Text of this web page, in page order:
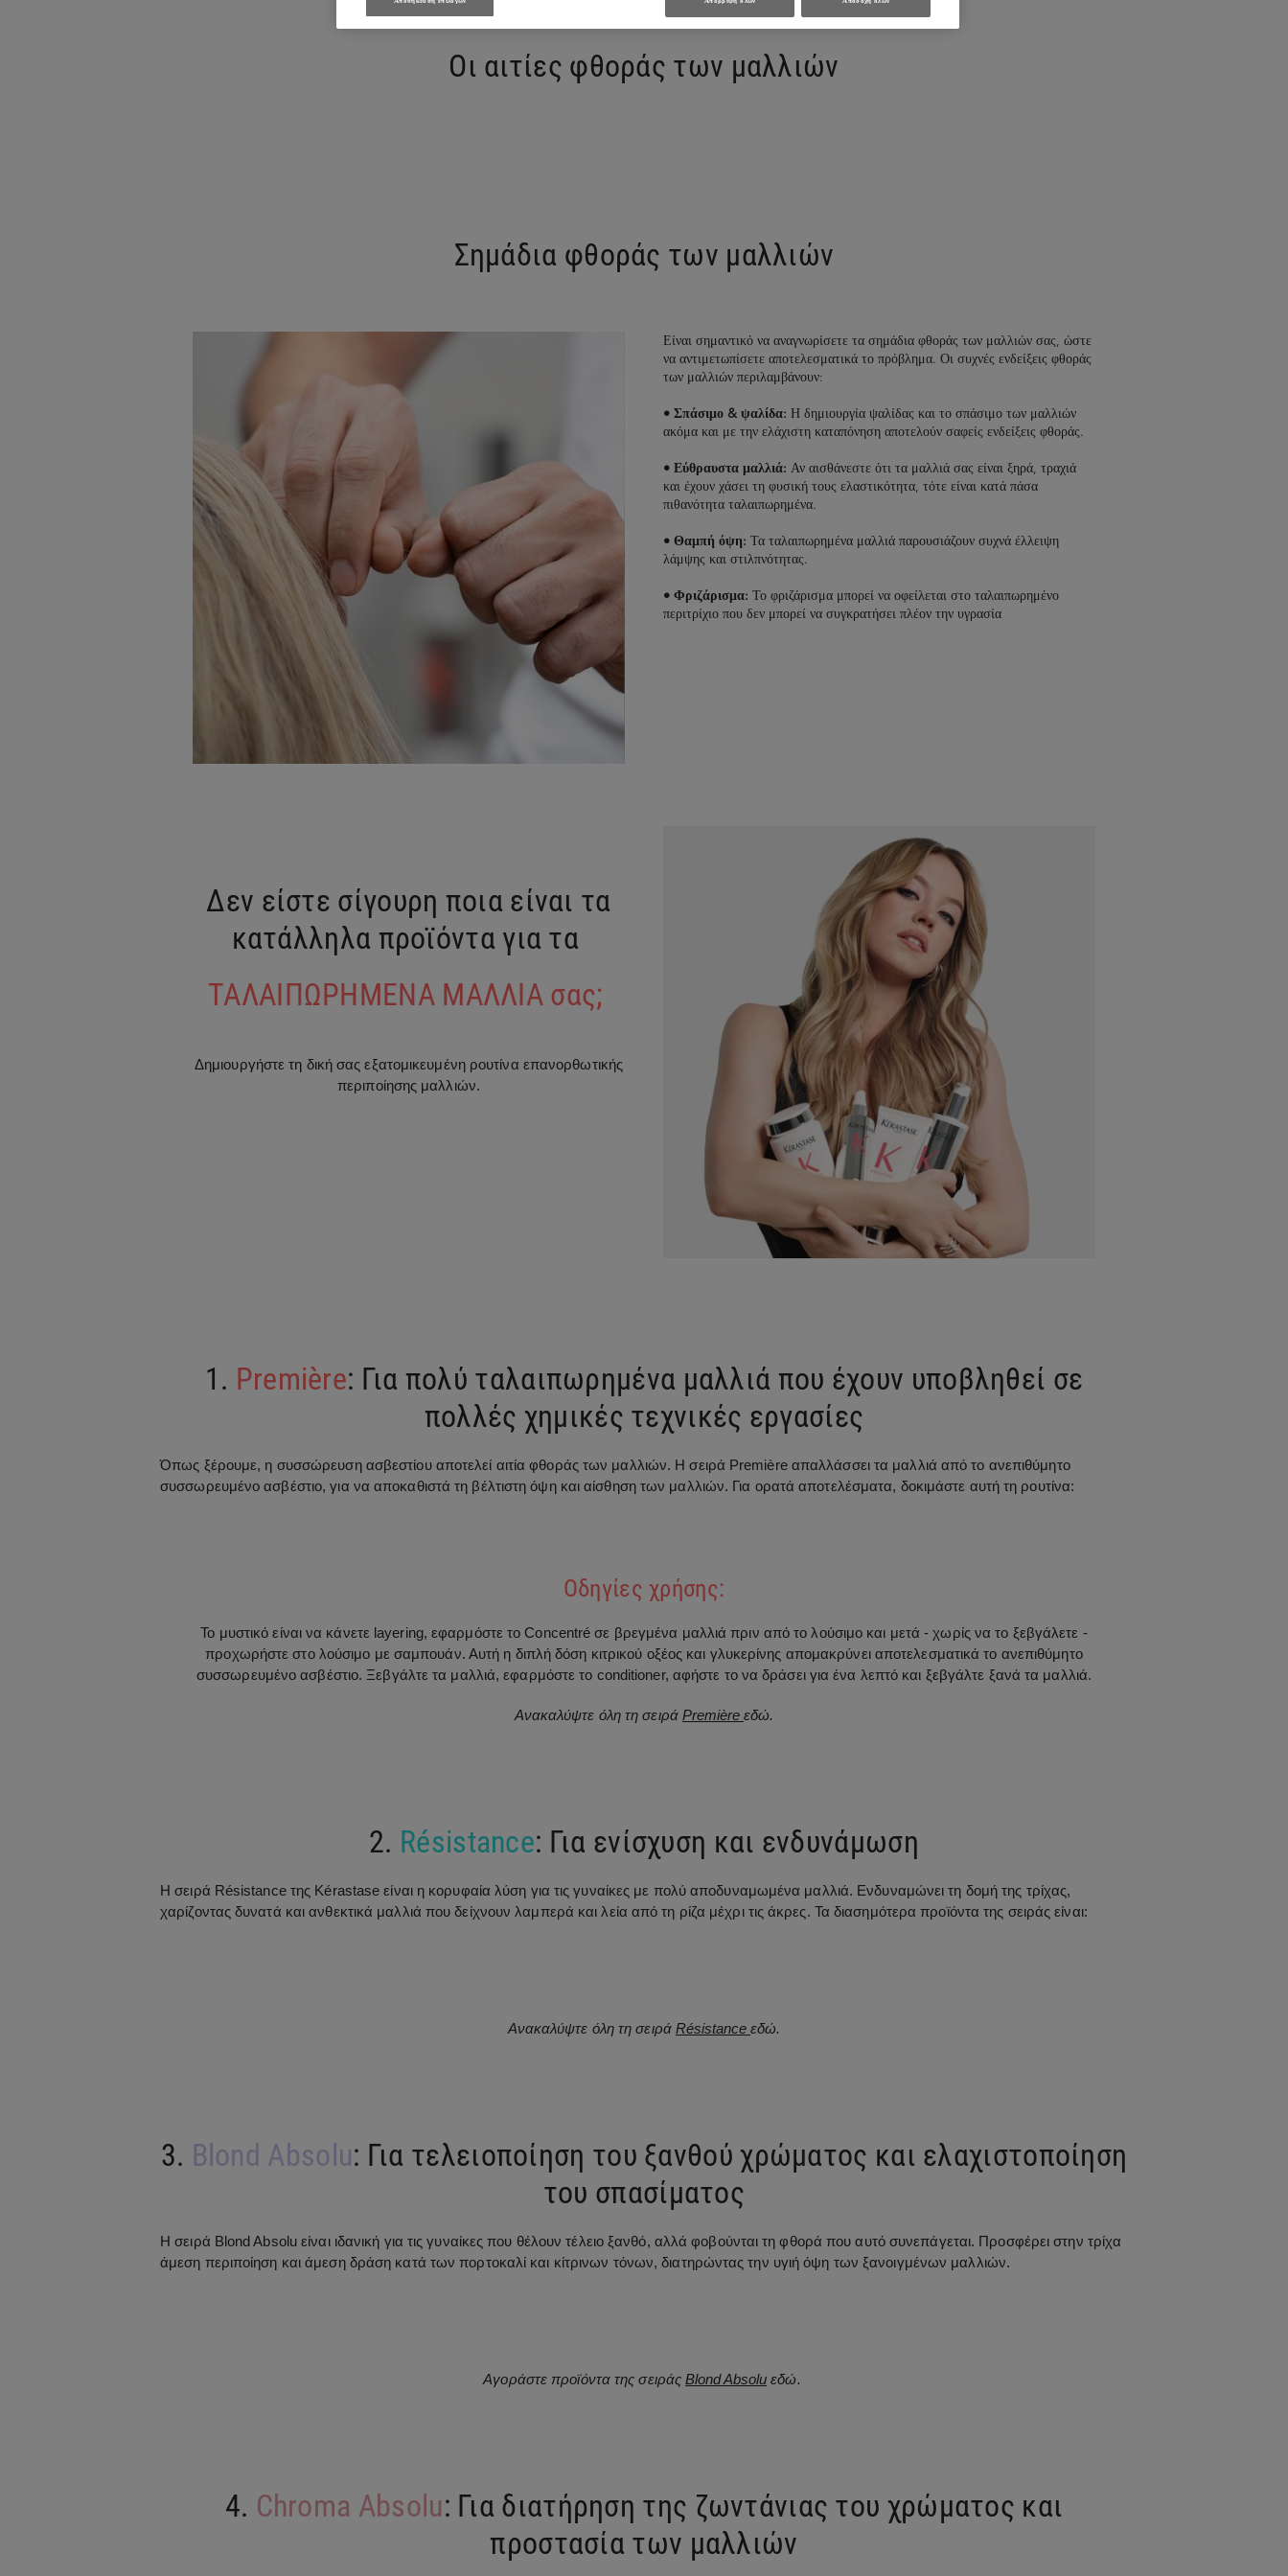
Οι αιτίες φθοράς των μαλλιών
Σημάδια φθοράς των μαλλιών
Είναι σημαντικό να αναγνωρίσετε τα σημάδια φθοράς των μαλλιών σας, ώστε
να αντιμετωπίσετε αποτελεσματικά το πρόβλημα. Οι συχνές ενδείξεις φθοράς
των μαλλιών περιλαμβάνουν:
• Σπάσιμο & ψαλίδα: Η δημιουργία ψαλίδας και το σπάσιμο των μαλλιών
ακόμα και με την ελάχιστη καταπόνηση αποτελούν σαφείς ενδείξεις φθοράς.
• Εύθραυστα μαλλιά: Αν αισθάνεστε ότι τα μαλλιά σας είναι ξηρά, τραχιά
και έχουν χάσει τη φυσική τους ελαστικότητα, τότε είναι κατά πάσα
πιθανότητα ταλαιπωρημένα.
• Θαμπή όψη: Τα ταλαιπωρημένα μαλλιά παρουσιάζουν συχνά έλλειψη
λάμψης και στιλπνότητας.
• Φριζάρισμα: Το φριζάρισμα μπορεί να οφείλεται στο ταλαιπωρημένο
περιτρίχιο που δεν μπορεί να συγκρατήσει πλέον την υγρασία
Δεν είστε σίγουρη ποια είναι τα
κατάλληλα προϊόντα για τα
ΤΑΛΑΙΠΩΡΗΜΕΝΑ ΜΑΛΛΙΑ σας;
Δημιουργήστε τη δική σας εξατομικευμένη ρουτίνα επανορθωτικής
περιποίησης μαλλιών.
1. Première: Για πολύ ταλαιπωρημένα μαλλιά που έχουν υποβληθεί σε
πολλές χημικές τεχνικές εργασίες
Όπως ξέρουμε, η συσσώρευση ασβεστίου αποτελεί αιτία φθοράς των μαλλιών. Η σειρά Première απαλλάσσει τα μαλλιά από το ανεπιθύμητο
συσσωρευμένο ασβέστιο, για να αποκαθιστά τη βέλτιστη όψη και αίσθηση των μαλλιών. Για ορατά αποτελέσματα, δοκιμάστε αυτή τη ρουτίνα:
Οδηγίες χρήσης:
Το μυστικό είναι να κάνετε layering, εφαρμόστε το Concentré σε βρεγμένα μαλλιά πριν από το λούσιμο και μετά - χωρίς να το ξεβγάλετε -
προχωρήστε στο λούσιμο με σαμπουάν. Αυτή η διπλή δόση κιτρικού οξέος και γλυκερίνης απομακρύνει αποτελεσματικά το ανεπιθύμητο
συσσωρευμένο ασβέστιο. Ξεβγάλτε τα μαλλιά, εφαρμόστε το conditioner, αφήστε το να δράσει για ένα λεπτό και ξεβγάλτε ξανά τα μαλλιά.
Ανακαλύψτε όλη τη σειρά Première εδώ.
2. Résistance: Για ενίσχυση και ενδυνάμωση
Η σειρά Résistance της Kérastase είναι η κορυφαία λύση για τις γυναίκες με πολύ αποδυναμωμένα μαλλιά. Ενδυναμώνει τη δομή της τρίχας,
χαρίζοντας δυνατά και ανθεκτικά μαλλιά που δείχνουν λαμπερά και λεία από τη ρίζα μέχρι τις άκρες. Τα διασημότερα προϊόντα της σειράς είναι:
Ανακαλύψτε όλη τη σειρά Résistance εδώ.
3. Blond Absolu: Για τελειοποίηση του ξανθού χρώματος και ελαχιστοποίηση
του σπασίματος
Η σειρά Blond Absolu είναι ιδανική για τις γυναίκες που θέλουν τέλειο ξανθό, αλλά φοβούνται τη φθορά που αυτό συνεπάγεται. Προσφέρει στην τρίχα
άμεση περιποίηση και άμεση δράση κατά των πορτοκαλί και κίτρινων τόνων, διατηρώντας την υγιή όψη των ξανοιγμένων μαλλιών.
Αγοράστε προϊόντα της σειράςBlond Absolu εδώ.
4. Chroma Absolu: Για διατήρηση της ζωντάνιας του χρώματος και
προστασία των μαλλιών